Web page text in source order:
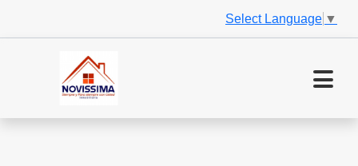
Select Language ▼